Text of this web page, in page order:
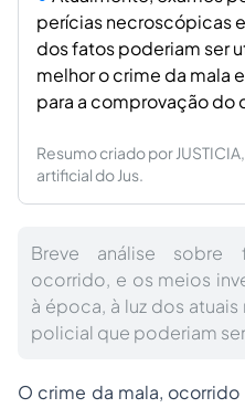
perícias necroscópicas
dos fatos poderiam ser
melhor o crime da mala
para a comprovação do
Resumo criado por
artificial do Jus.
Breve análise sobre
ocorrido, e os meios
à época, à luz dos
policial que poderiam
O crime da mala,